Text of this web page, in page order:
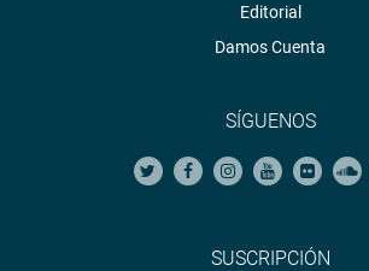
Editorial
Damos Cuenta
SÍGUENOS
SUSCRIPCIÓN